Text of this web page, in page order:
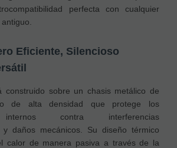
perfecta con cualquier
Eficiente, Silencioso
construido sobre un chasis metálico de
de alta densidad que protege los
internos contra interferencias
y daños mecánicos. Su diseño térmico
calor de manera pasiva a través de la